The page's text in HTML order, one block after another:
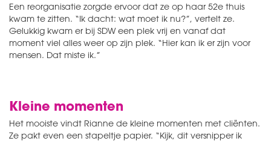
Een reorganisatie zorgde ervoor dat ze op haar 52e thuis
kwam te zitten. “Ik dacht: wat moet ik nu?”, vertelt ze.
Gelukkig kwam er bij SDW een plek vrij en vanaf dat
moment viel alles weer op zijn plek. “Hier kan ik er zijn voor
mensen. Dat miste ik.”
Kleine momenten
Het mooiste vindt Rianne de kleine momenten met cliënten.
Ze pakt even een stapeltje papier. “Kijk, dit versnipper ik